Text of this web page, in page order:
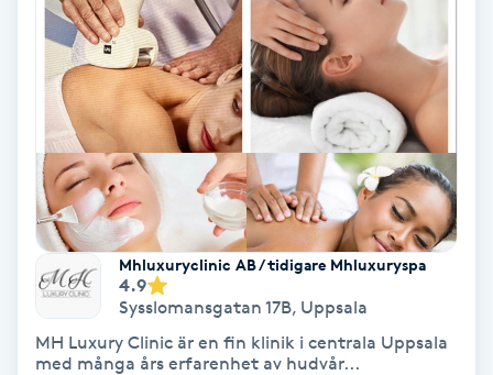
Brynformning
Brynfärgning
Brynplockning
Bröllopsuppsättning
Celluliter
Coachning
Mhluxuryclinic AB / tidigare Mhluxuryspa
4.9
Sysslomansgatan 17B, Uppsala
MH Luxury Clinic är en fin klinik i centrala Uppsala
med många års erfarenhet av hudvår...